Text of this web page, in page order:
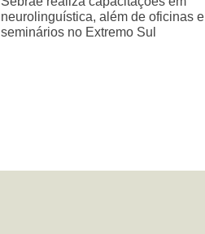
neurolinguística, além de oficinas e
seminários no Extremo Sul